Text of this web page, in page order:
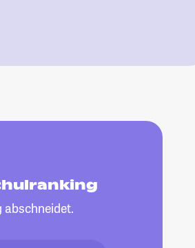
abschneidet.